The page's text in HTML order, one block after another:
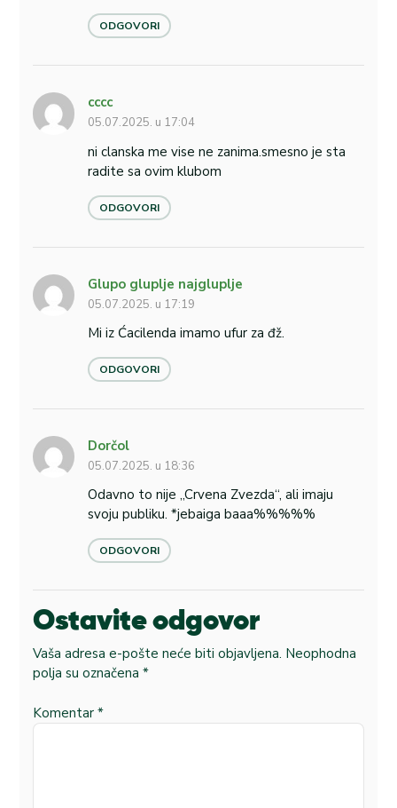
ODGOVORI
cccc
05.07.2025. u 17:04
ni clanska me vise ne zanima.smesno je sta
radite sa ovim klubom
ODGOVORI
Glupo gluplje najgluplje
05.07.2025. u 17:19
Mi iz Ćacilenda imamo ufur za đž.
ODGOVORI
Dorčol
05.07.2025. u 18:36
Odavno to nije „Crvena Zvezda“, ali imaju
svoju publiku. *jebaiga baaa%%%%%
ODGOVORI
Ostavite odgovor
Vaša adresa e-pošte neće biti objavljena. Neophodna
polja su označena *
Komentar *